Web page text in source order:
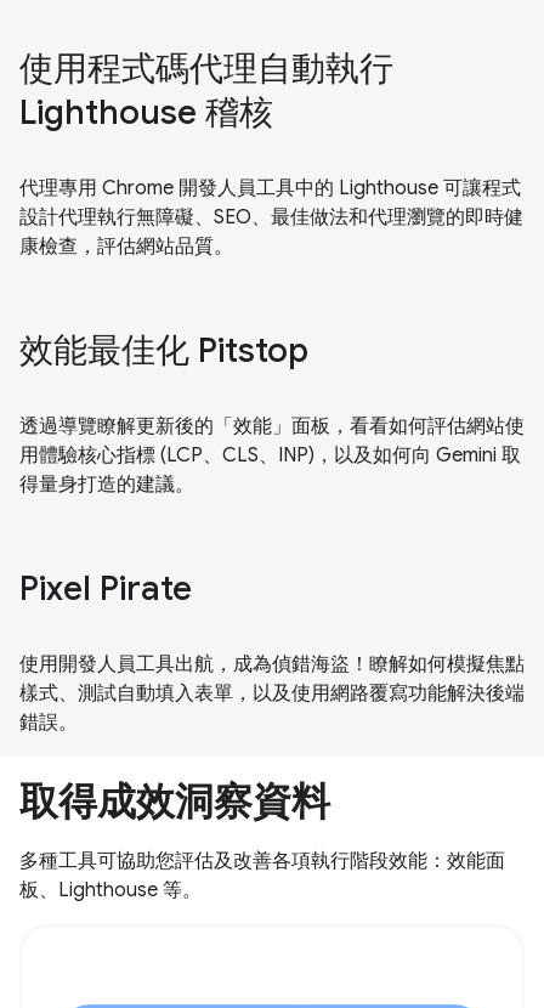
使用程式碼代理自動執行
Lighthouse 稽核
代理專用 Chrome 開發人員工具中的 Lighthouse 可讓程式
設計代理執行無障礙、SEO、最佳做法和代理瀏覽的即時健
康檢查，評估網站品質。
效能最佳化 Pitstop
透過導覽瞭解更新後的「效能」面板，看看如何評估網站使
用體驗核心指標 (LCP、CLS、INP)，以及如何向 Gemini 取
得量身打造的建議。
Pixel Pirate
使用開發人員工具出航，成為偵錯海盜！瞭解如何模擬焦點
樣式、測試自動填入表單，以及使用網路覆寫功能解決後端
錯誤。
取得成效洞察資料
多種工具可協助您評估及改善各項執行階段效能：效能面
板、Lighthouse 等。